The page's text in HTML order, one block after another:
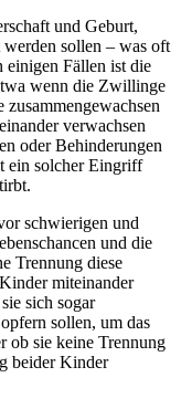
und Geburt,
sollen – was oft
einigen Fällen ist die
wenn die Zwillinge
verwachsen
oder Behinderungen
ein solcher Eingriff
schwierigen und
und die
Trennung diese
miteinander
sich sogar
sollen, um das
ob sie keine Trennung
beider Kinder